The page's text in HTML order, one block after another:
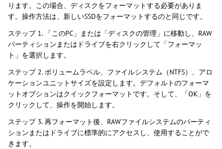
ります。この場合、ディスクをフォーマットする必要がありま
す。操作方法は、新しいSSDをフォーマットするのと同じです。
ステップ 1. 「このPC」または「ディスクの管理」に移動し、RAW
パーティションまたはドライブを右クリックして「フォーマッ
ト」を選択します。
ステップ 2. ボリュームラベル、ファイルシステム（NTFS）、アロ
ケーションユニットサイズを設定します。デフォルトのフォーマ
ットオプションはクイックフォーマットです。そして、「OK」を
クリックして、操作を開始します。
ステップ 3. 再フォーマット後、RAWファイルシステムのパーティ
ションまたはドライブに標準的にアクセスし、使用することがで
きます。